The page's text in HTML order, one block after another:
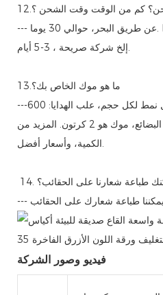
كم من الوقت وقت الشحن ؟
--- عن طريق البحر، حوالي 30 يوما. DHL ، UPS ، TNT ، FEDEX
إلخ شركة صريحة ، 3-5 أيام.
13.ما هو موك الخاص بك؟
---أكياس ورقية: 1000 قطعة لكل نمط لكل حجم، علب الهدايا: 600
مجموعة. إذا طلبت مخزوننا من البضائع، موك هو 2 كرتون. المزيد من
الكمية، وأسعار أفضل.
طباعة شعارنا على الحقائب؟
فيديو وصور الشركة